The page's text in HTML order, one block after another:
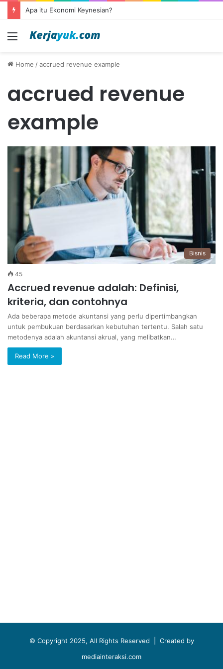
Apa itu Ekonomi Keynesian?
Menu
Home /accrued revenue example
accrued revenue
example
Bisnis
45
Accrued revenue adalah: Definisi,
kriteria, dan contohnya
Ada beberapa metode akuntansi yang perlu dipertimbangkan
untuk pembukuan berdasarkan kebutuhan tertentu. Salah satu
metodenya adalah akuntansi akrual, yang melibatkan…
Read More »
© Copyright 2025, All Rights Reserved | Created by
mediainteraksi.com